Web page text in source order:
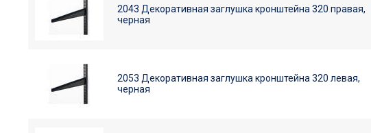
2043 Декоративная заглушка кронштейна 320 правая,
черная
2053 Декоративная заглушка кронштейна 320 левая,
черная